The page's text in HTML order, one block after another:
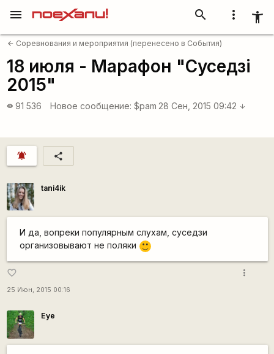
more_vert accessibility_new
search
menu
arrow_back Соревнования и мероприятия (перенесено в События)
18 июля - Марафон "Суседзi
2015"
visibility 91 536 Новое сообщение: $pam 28 Сен, 2015 09:42 arrow_downward
notifications_active share
tani4ik
И да, вопреки популярным слухам, суседзи
организовывают не поляки
:)
favorite_border
25 Июн, 2015 00:16
more_vert
Eye